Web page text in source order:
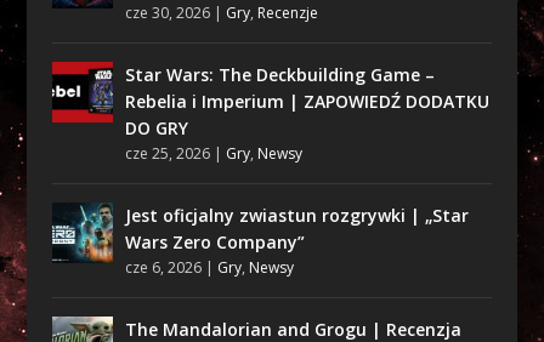
cze 30, 2026| Gry, Recenzje
Star Wars: The Deckbuilding Game –
Rebelia i Imperium | ZAPOWIEDŹ DODATKU
DO GRY
cze 25, 2026| Gry, Newsy
Jest oficjalny zwiastun rozgrywki | „Star
Wars Zero Company”
cze 6, 2026| Gry, Newsy
The Mandalorian and Grogu | Recenzja